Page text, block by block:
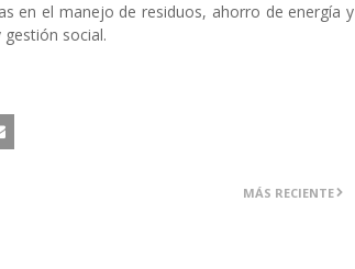
en el manejo de residuos, ahorro de energía y
social.
MÁS RECIENTE